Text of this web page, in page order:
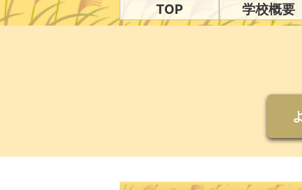
TOP 学校概要